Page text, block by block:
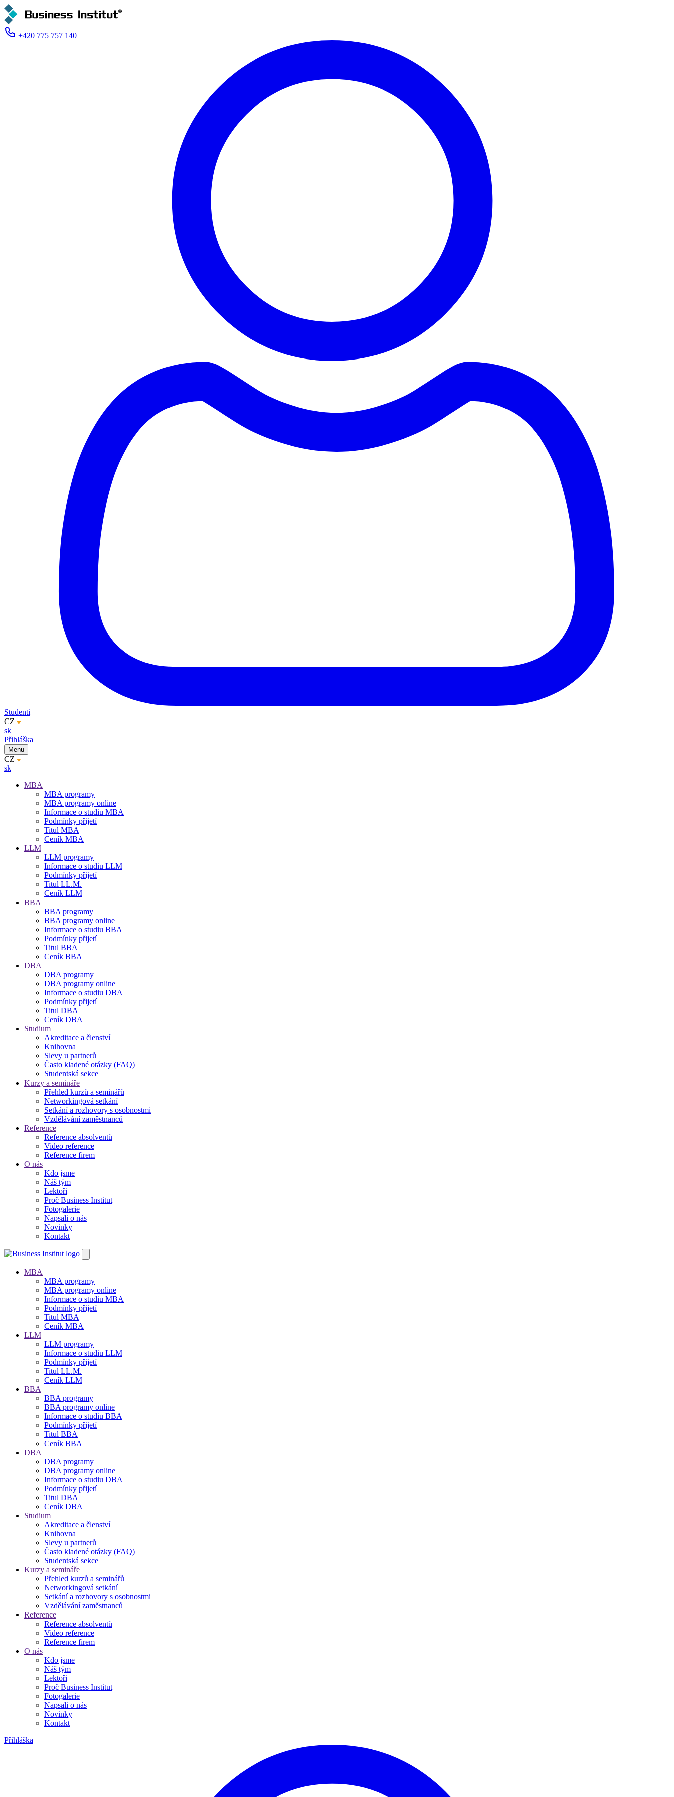
+420 775 757 140
Studenti
CZ
sk
Přihláška
Menu
CZ
sk
MBA
MBA programy
MBA programy online
Informace o studiu MBA
Podmínky přijetí
Titul MBA
Ceník MBA
LLM
LLM programy
Informace o studiu LLM
Podmínky přijetí
Titul LL.M.
Ceník LLM
BBA
BBA programy
BBA programy online
Informace o studiu BBA
Podmínky přijetí
Titul BBA
Ceník BBA
DBA
DBA programy
DBA programy online
Informace o studiu DBA
Podmínky přijetí
Titul DBA
Ceník DBA
Studium
Akreditace a členství
Knihovna
Slevy u partnerů
Často kladené otázky (FAQ)
Studentská sekce
Kurzy a semináře
Přehled kurzů a seminářů
Networkingová setkání
Setkání a rozhovory s osobnostmi
Vzdělávání zaměstnanců
Reference
Reference absolventů
Video reference
Reference firem
O nás
Kdo jsme
Náš tým
Lektoři
Proč Business Institut
Fotogalerie
Napsali o nás
Novinky
Kontakt
MBA
MBA programy
MBA programy online
Informace o studiu MBA
Podmínky přijetí
Titul MBA
Ceník MBA
LLM
LLM programy
Informace o studiu LLM
Podmínky přijetí
Titul LL.M.
Ceník LLM
BBA
BBA programy
BBA programy online
Informace o studiu BBA
Podmínky přijetí
Titul BBA
Ceník BBA
DBA
DBA programy
DBA programy online
Informace o studiu DBA
Podmínky přijetí
Titul DBA
Ceník DBA
Studium
Akreditace a členství
Knihovna
Slevy u partnerů
Často kladené otázky (FAQ)
Studentská sekce
Kurzy a semináře
Přehled kurzů a seminářů
Networkingová setkání
Setkání a rozhovory s osobnostmi
Vzdělávání zaměstnanců
Reference
Reference absolventů
Video reference
Reference firem
O nás
Kdo jsme
Náš tým
Lektoři
Proč Business Institut
Fotogalerie
Napsali o nás
Novinky
Kontakt
Přihláška